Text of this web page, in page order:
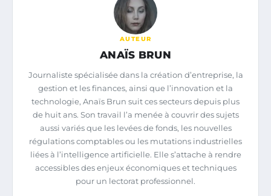
AUTEUR
ANAÏS BRUN
Journaliste spécialisée dans la création d’entreprise, la
gestion et les finances, ainsi que l’innovation et la
technologie, Anaïs Brun suit ces secteurs depuis plus
de huit ans. Son travail l’a menée à couvrir des sujets
aussi variés que les levées de fonds, les nouvelles
régulations comptables ou les mutations industrielles
liées à l’intelligence artificielle. Elle s’attache à rendre
accessibles des enjeux économiques et techniques
pour un lectorat professionnel.